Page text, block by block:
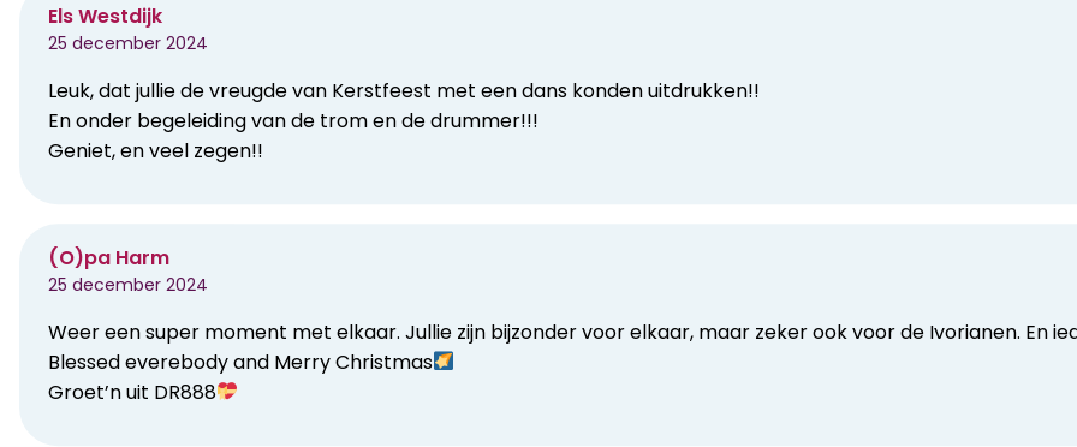
Els Westdijk
25 december 2024
Leuk, dat jullie de vreugde van Kerstfeest met een dans konden uitdrukken!!
En onder begeleiding van de trom en de drummer!!!
Geniet, en veel zegen!!
(O)pa Harm
25 december 2024
Weer een super moment met elkaar. Jullie zijn bijzonder voor elkaar, maar zeker ook voor de Ivorianen. En
Blessed everebody and Merry Christmas
Groet’n uit DR888